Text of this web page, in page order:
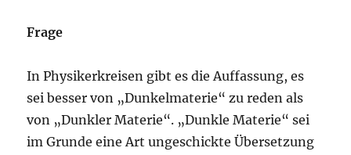
Frage
In Physikerkreisen gibt es die Auffassung, es
sei besser von „Dunkelmaterie“ zu reden als
von „Dunkler Materie“. „Dunkle Materie“ sei
im Grunde eine Art ungeschickte Übersetzung